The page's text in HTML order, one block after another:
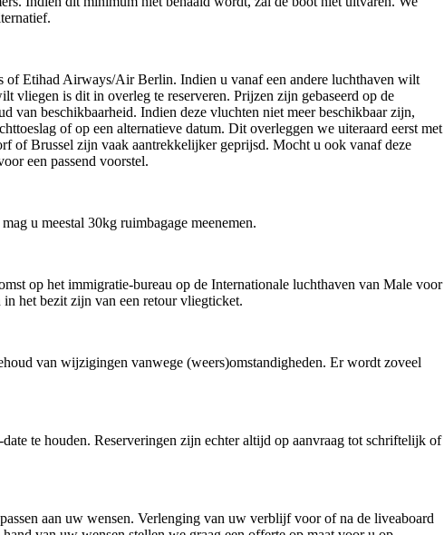
of Etihad Airways/Air Berlin. Indien u vanaf een andere luchthaven wilt
vliegen is dit in overleg te reserveren. Prijzen zijn gebaseerd op de
van beschikbaarheid. Indien deze vluchten niet meer beschikbaar zijn,
of op een alternatieve datum. Dit overleggen we uiteraard eerst met
of Brussel zijn vaak aantrekkelijker geprijsd. Mocht u ook vanaf deze
een passend voorstel.
u meestal 30kg ruimbagage meenemen.
op het immigratie-bureau op de Internationale luchthaven van Male voor
het bezit zijn van een retour vliegticket.
van wijzigingen vanwege (weers)omstandigheden. Er wordt zoveel
te houden. Reserveringen zijn echter altijd op aanvraag tot schriftelijk of
aan uw wensen. Verlenging van uw verblijf voor of na de liveaboard